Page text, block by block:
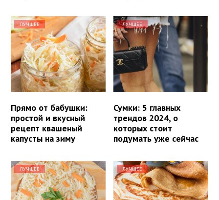
ЛУЧШЕЕ
Прямо от бабушки:
простой и вкусный
рецепт квашеный
капусты на зиму
ЛУЧШЕЕ
Сумки: 5 главных
трендов 2024, о
которых стоит
подумать уже сейчас
ЛУЧШЕЕ ЛУЧШЕЕ